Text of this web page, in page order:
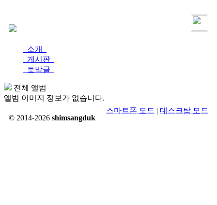
소개
게시판
토막글
전체 앨범
앨범 이미지 정보가 없습니다.
© 2014-2026 shimsangduk
스마트폰 모드 | 데스크탑 모드